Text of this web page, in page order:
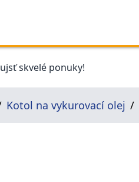
skvelé ponuky!
Kotol na vykurovací olej